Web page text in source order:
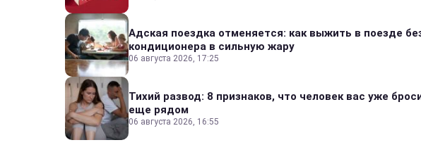
Адская поездка отменяется: как выжить в поезде
кондиционера в сильную жару
06 августа 2026, 17:25
Тихий развод: 8 признаков, что человек вас уже
еще рядом
06 августа 2026, 16:55